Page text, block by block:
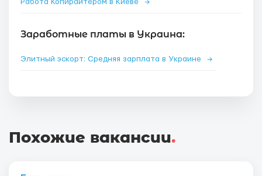
Работа Копирайтером в Киеве →
Заработные платы в Украина:
Элитный эскорт: Средняя зарплата в Украине →
Похожие вакансии.